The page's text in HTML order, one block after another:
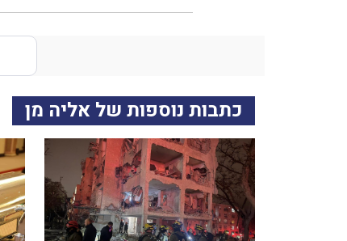
כתבות נוספות של אליה מן